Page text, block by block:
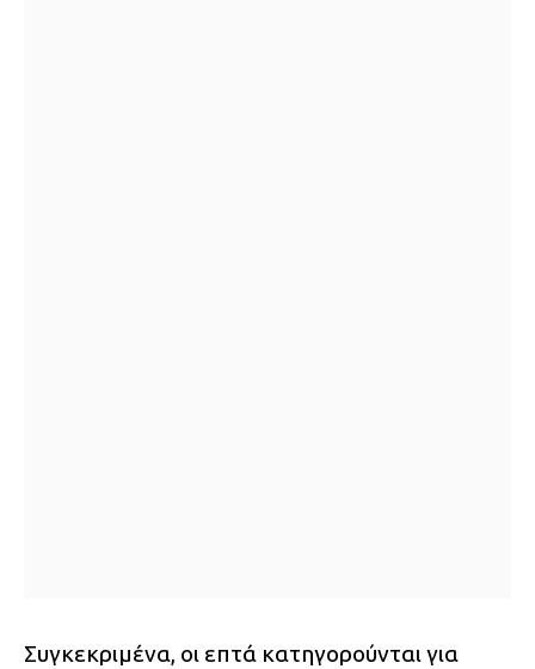
Συγκεκριμένα, οι επτά κατηγορούνται για